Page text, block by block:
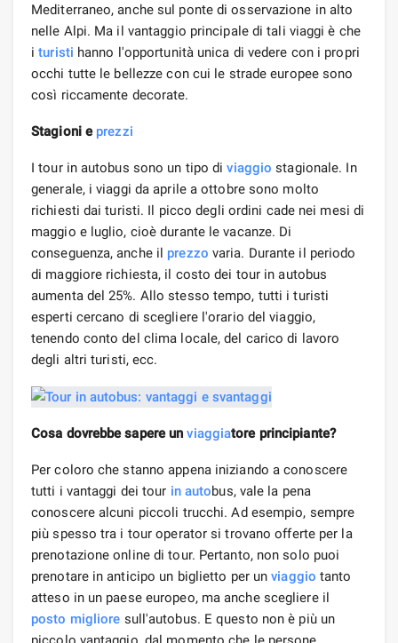
Mediterraneo, anche sul ponte di osservazione in alto
nelle Alpi. Ma il vantaggio principale di tali viaggi è che
ituristi hanno l'opportunità unica di vedere con i propri
occhi tutte le bellezze con cui le strade europee sono
così riccamente decorate.
Stagioni e prezzi
I tour in autobus sono un tipo diviaggio stagionale. In
generale, i viaggi da aprile a ottobre sono molto
richiesti dai turisti. Il picco degli ordini cade nei mesi di
maggio e luglio, cioè durante le vacanze. Di
conseguenza, anche il prezzo varia. Durante il periodo
di maggiore richiesta, il costo dei tour in autobus
aumenta del 25%. Allo stesso tempo, tutti i turisti
esperti cercano di scegliere l'orario del viaggio,
tenendo conto del clima locale, del carico di lavoro
degli altri turisti, ecc.
Cosa dovrebbe sapere unviaggiatore principiante?
Per coloro che stanno appena iniziando a conoscere
tutti i vantaggi dei tour in autobus, vale la pena
conoscere alcuni piccoli trucchi. Ad esempio, sempre
più spesso tra i tour operator si trovano offerte per la
prenotazione online di tour. Pertanto, non solo puoi
prenotare in anticipo un biglietto per unviaggio tanto
atteso in un paese europeo, ma anche scegliere il
posto migliore sull'autobus. E questo non è più un